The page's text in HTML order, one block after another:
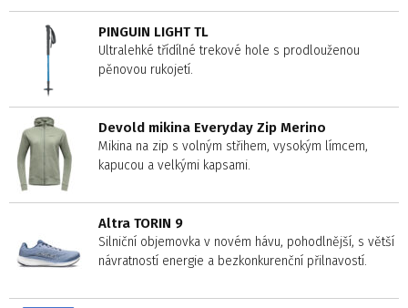
PINGUIN LIGHT TL
Ultralehké třídílné trekové hole s prodlouženou
pěnovou rukojetí.
Devold mikina Everyday Zip Merino
Mikina na zip s volným střihem, vysokým límcem,
kapucou a velkými kapsami.
Altra TORIN 9
Silniční objemovka v novém hávu, pohodlnější, s větší
návratností energie a bezkonkurenční přilnavostí.